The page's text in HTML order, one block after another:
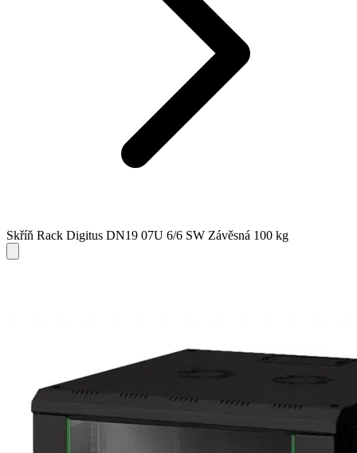
Skříň Rack Digitus DN19 07U 6/6 SW Závěsná 100 kg